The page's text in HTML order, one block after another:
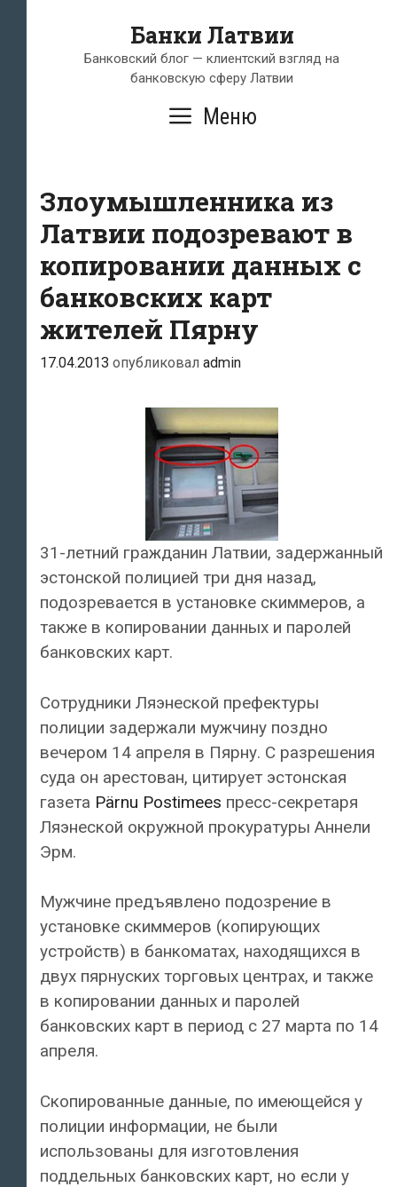
содержимому
Банки Латвии
Банковский блог — клиентский взгляд на
банковскую сферу Латвии
Меню
Злоумышленника из
Латвии подозревают в
копировании данных с
банковских карт
жителей Пярну
17.04.2013 опубликовал admin
31-летний гражданин Латвии, задержанный
эстонской полицией три дня назад,
подозревается в установке скиммеров, а
также в копировании данных и паролей
банковских карт.
Сотрудники Ляэнеской префектуры
полиции задержали мужчину поздно
вечером 14 апреля в Пярну. С разрешения
суда он арестован, цитирует эстонская
газета Pärnu Postimees пресс-секретаря
Ляэнеской окружной прокуратуры Аннели
Эрм.
Мужчине предъявлено подозрение в
установке скиммеров (копирующих
устройств) в банкоматах, находящихся в
двух пярнуских торговых центрах, и также
в копировании данных и паролей
банковских карт в период с 27 марта по 14
апреля.
Скопированные данные, по имеющейся у
полиции информации, не были
использованы для изготовления
поддельных банковских карт, но если у